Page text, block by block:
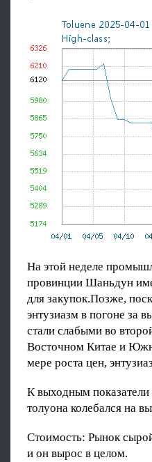
На этой неделе
провинции Шаньдун
для закупок.Позже,
энтузиазм в погоне за
стали слабыми во
Восточном Китае и
мере роста цен,
К выходным
толуона колебался на
Стоимость: Рынок
и он вырос в целом.